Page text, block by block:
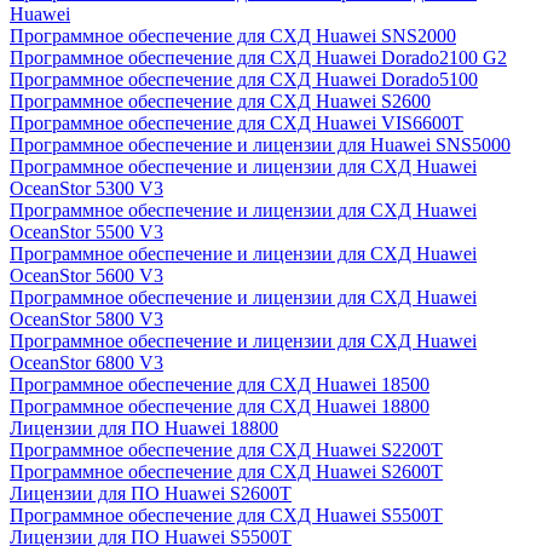
Huawei
Программное обеспечение для СХД Huawei SNS2000
Программное обеспечение для СХД Huawei Dorado2100 G2
Программное обеспечение для СХД Huawei Dorado5100
Программное обеспечение для СХД Huawei S2600
Программное обеспечение для СХД Huawei VIS6600T
Программное обеспечение и лицензии для Huawei SNS5000
Программное обеспечение и лицензии для СХД Huawei
OceanStor 5300 V3
Программное обеспечение и лицензии для СХД Huawei
OceanStor 5500 V3
Программное обеспечение и лицензии для СХД Huawei
OceanStor 5600 V3
Программное обеспечение и лицензии для СХД Huawei
OceanStor 5800 V3
Программное обеспечение и лицензии для СХД Huawei
OceanStor 6800 V3
Программное обеспечение для СХД Huawei 18500
Программное обеспечение для СХД Huawei 18800
Лицензии для ПО Huawei 18800
Программное обеспечение для СХД Huawei S2200T
Программное обеспечение для СХД Huawei S2600T
Лицензии для ПО Huawei S2600T
Программное обеспечение для СХД Huawei S5500T
Лицензии для ПО Huawei S5500T